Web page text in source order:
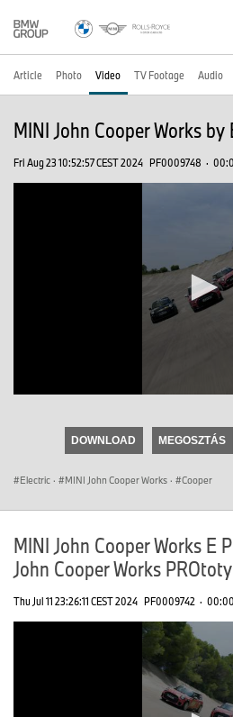
Article Photo Video TV Footage Audio
MINI John Cooper Works
Fri Aug 23 10:52:57 CEST 2024 PF0009748 ·
seconds
DOWNLOAD MEGOSZTÁS
Electric · MINI John Cooper Works · Cooper
MINI John Cooper Works E
John Cooper Works
Thu Jul 11 23:26:11 CEST 2024 PF0009742 ·